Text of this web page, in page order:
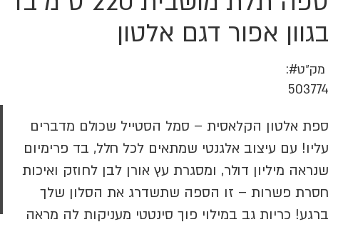
בגוון אפור דגם אלטון
מק״ט
503774
ספת אלטון הקלאסית – סמל הסטייל שכולם מדברים
עליו! עם עיצוב אלגנטי שמתאים לכל חלל, בד פרימיום
שנראה מיליון דולר, ומסגרת עץ אורן לבן לחוזק ואיכות
חסרת פשרות – זו הספה שתשדרג את הסלון שלך
ברגע! כריות גב במילוי פוך סינטטי מעניקות לה מראה